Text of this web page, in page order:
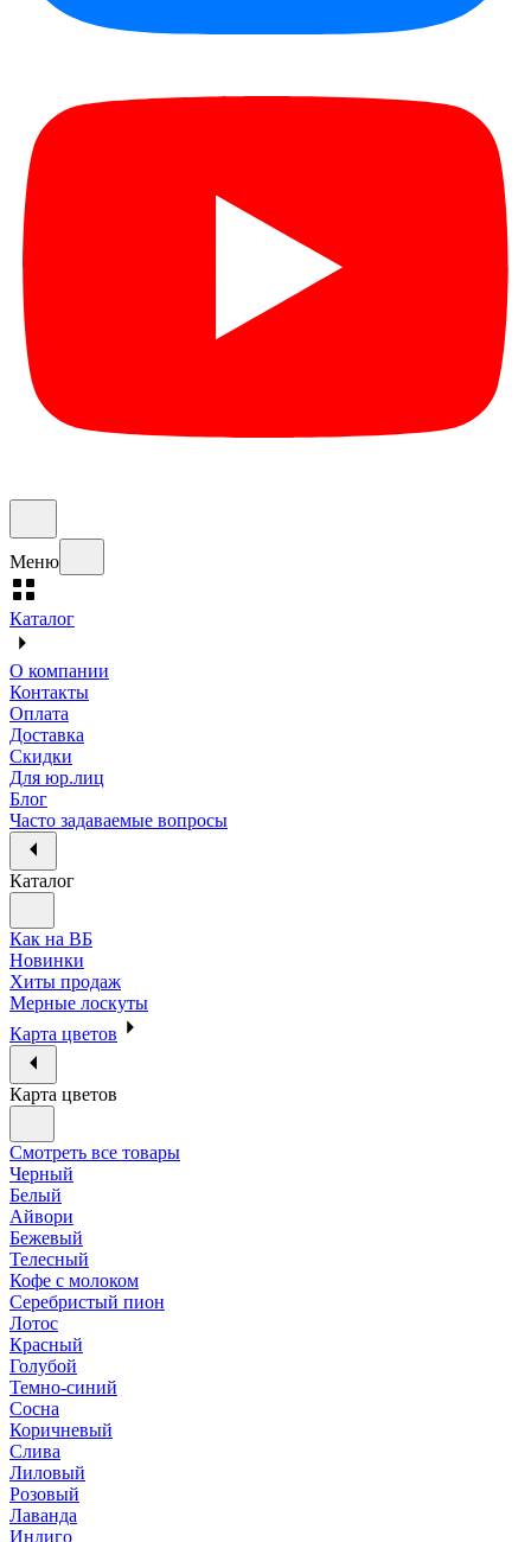
Меню
Каталог
О компании
Контакты
Оплата
Доставка
Скидки
Для юр.лиц
Блог
Часто задаваемые вопросы
Каталог
Как на ВБ
Новинки
Хиты продаж
Мерные лоскуты
Карта цветов
Карта цветов
Смотреть все товары
Черный
Белый
Айвори
Бежевый
Телесный
Кофе с молоком
Серебристый пион
Лотос
Красный
Голубой
Темно-синий
Сосна
Коричневый
Слива
Лиловый
Розовый
Лаванда
Индиго